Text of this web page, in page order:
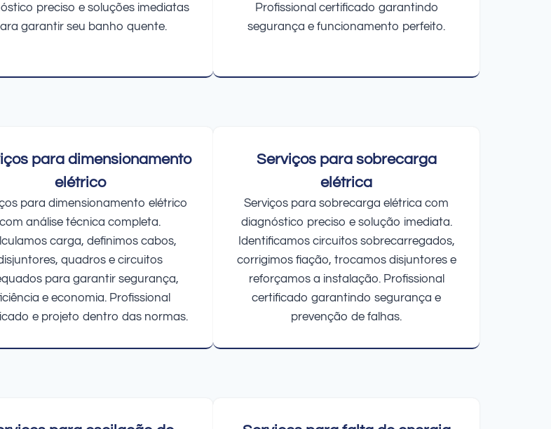
preciso e soluções imediatas
garantir seu banho quente.
Profissional certificado garantindo
segurança e funcionamento perfeito.
para dimensionamento
elétrico
para dimensionamento elétrico
com análise técnica completa.
carga, definimos cabos,
quadros e circuitos
para garantir segurança,
e economia. Profissional
e projeto dentro das normas.
Serviços para sobrecarga
elétrica
Serviços para sobrecarga elétrica com
diagnóstico preciso e solução imediata.
Identificamos circuitos sobrecarregados,
corrigimos fiação, trocamos disjuntores e
reforçamos a instalação. Profissional
certificado garantindo segurança e
prevenção de falhas.